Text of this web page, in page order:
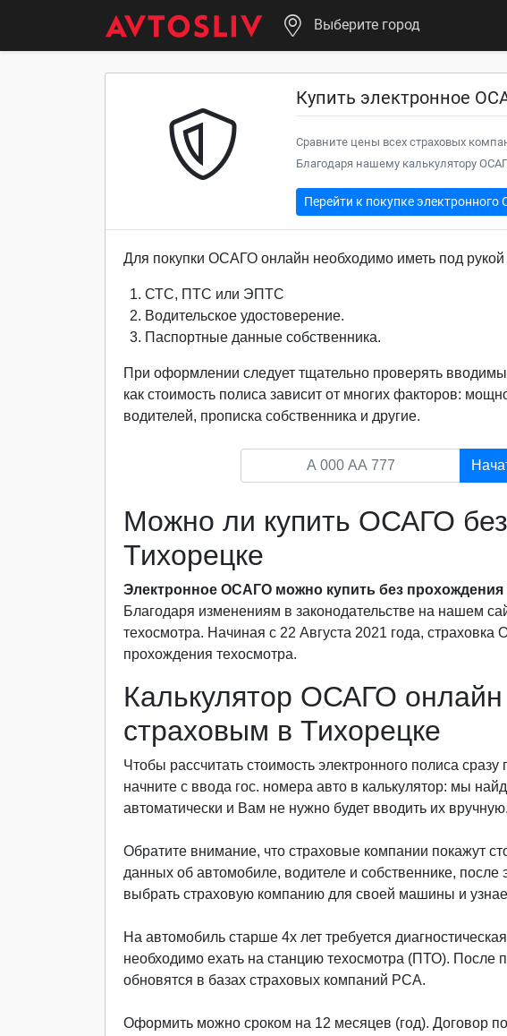
Выберите город
Купить электронное
Сравните цены всех страховых
Благодаря нашему калькулятору
Перейти к покупке электронного
Для покупки ОСАГО онлайн необходимо иметь под рукой
СТС, ПТС или ЭПТС
Водительское удостоверение.
Паспортные данные собственника.
При оформлении следует тщательно проверять
как стоимость полиса зависит от многих факторов:
водителей, прописка собственника и другие.
Можно ли купить ОСАГО
Тихорецке
Электронное ОСАГО можно купить без прохождения
Благодаря изменениям в законодательстве на нашем
техосмотра. Начиная с 22 Августа 2021 года,
прохождения техосмотра.
Калькулятор ОСАГО
страховым в Тихорецке
Чтобы рассчитать стоимость электронного полиса
начните с ввода гос. номера авто в калькулятор: мы
автоматически и Вам не нужно будет вводить их вручную.
Обратите внимание, что страховые компании покажут
данных об автомобиле, водителе и собственнике, после
выбрать страховую компанию для своей машины и
На автомобиль старше 4х лет требуется
необходимо ехать на станцию техосмотра (ПТО). После
обновятся в базах страховых компаний РСА.
Оформить можно сроком на 12 месяцев (год). Договор